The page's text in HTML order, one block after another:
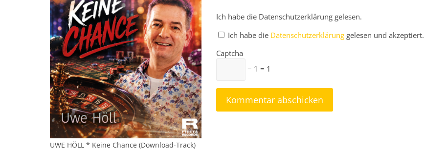
Ich habe die Datenschutzerklärung gelesen.
Ich habe die Datenschutzerklärung gelesen und akzeptiert.
Captcha
− 1 = 1
UWE HÖLL * Keine Chance (Download-Track)